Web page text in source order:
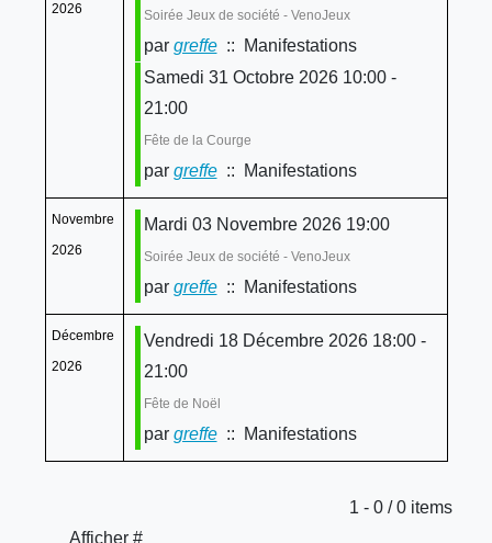
2026
Soirée Jeux de société - VenoJeux
par greffe:: Manifestations
Samedi 31 Octobre 2026 10:00 -
21:00
Fête de la Courge
par greffe:: Manifestations
Novembre
2026
Mardi 03 Novembre 2026 19:00
Soirée Jeux de société - VenoJeux
par greffe:: Manifestations
Décembre
2026
Vendredi 18 Décembre 2026 18:00 -
21:00
Fête de Noël
par greffe:: Manifestations
Limite de la pagination
1 - 0 / 0 items
Afficher #